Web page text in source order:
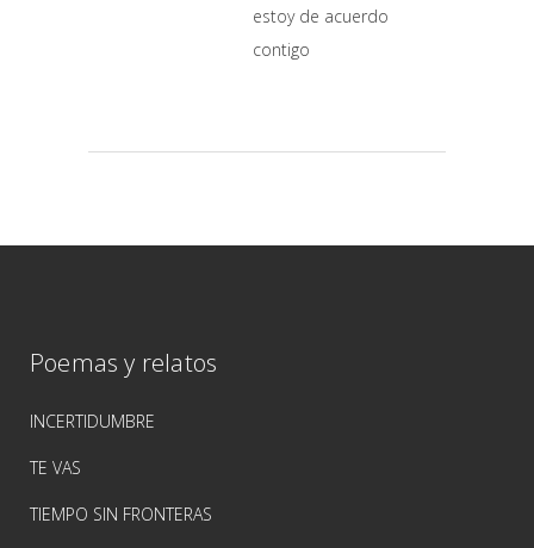
estoy de acuerdo
contigo
Poemas y relatos
INCERTIDUMBRE
TE VAS
TIEMPO SIN FRONTERAS